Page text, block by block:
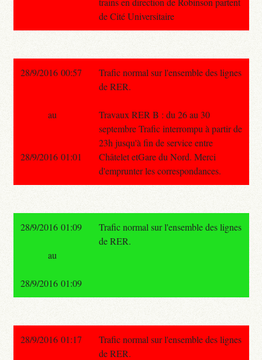
de Cité Universitaire
28/9/2016 00:57
Trafic normal sur l'ensemble des lignes
de RER.
Travaux RER B : du 26 au 30
septembre Trafic interrompu à partir de
23h jusqu'à fin de service entre
Châtelet etGare du Nord. Merci
d'emprunter les correspondances.
au
28/9/2016 01:01
28/9/2016 01:09
Trafic normal sur l'ensemble des lignes
de RER.
au
28/9/2016 01:09
28/9/2016 01:17
Trafic normal sur l'ensemble des lignes
de RER.